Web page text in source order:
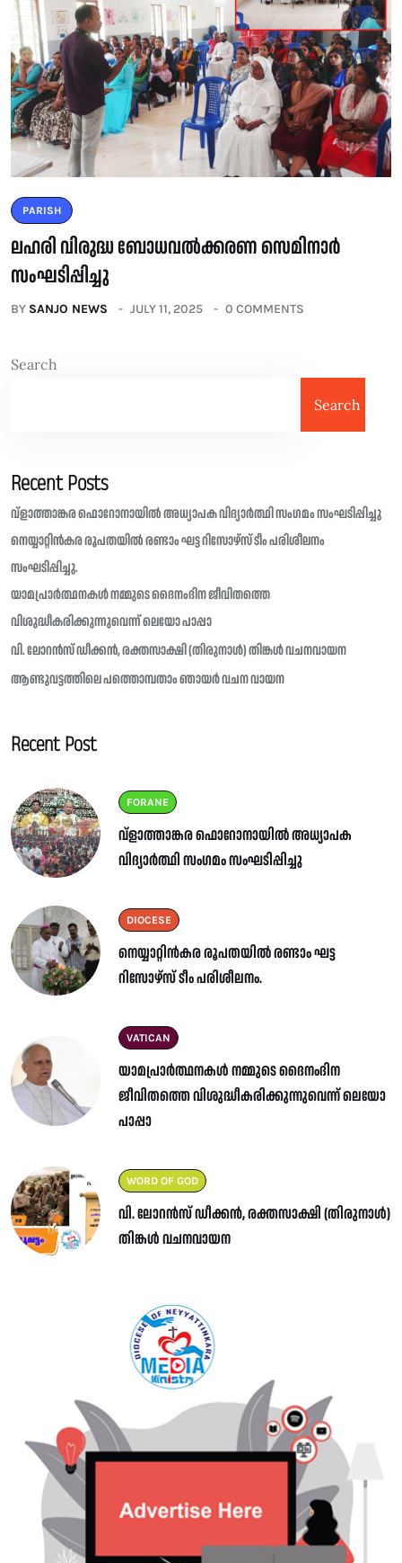
PARISH
ലഹരി വിരുദ്ധ ബോധവൽക്കരണ സെമിനാർ
സംഘടിപ്പിച്ചു
BY SANJO NEWS JULY 11, 2025 0 COMMENTS
Search
Search
Recent Posts
വ്ളാത്താങ്കര ഫൊറോനായിൽ അധ്യാപക വിദ്യാർത്ഥി സംഗമം സംഘടിപ്പിച്ചു
നെയ്യാറ്റിൻകര രൂപതയിൽ രണ്ടാം ഘട്ട റിസോഴ്സ് ടീം പരിശീലനം
സംഘടിപ്പിച്ചു.
യാമപ്രാർത്ഥനകൾ നമ്മുടെ ദൈനംദിന ജീവിതത്തെ
വിശുദ്ധീകരിക്കുന്നുവെന്ന് ലെയോ പാപ്പാ
വി. ലോറൻസ് ഡീക്കൻ, രക്തസാക്ഷി (തിരുനാൾ) തിങ്കൾ വചനവായന
ആണ്ടുവട്ടത്തിലെ പത്തൊമ്പതാം ഞായർ വചന വായന
Recent Post
FORANE
വ്ളാത്താങ്കര ഫൊറോനായിൽ അധ്യാപക
വിദ്യാർത്ഥി സംഗമം സംഘടിപ്പിച്ചു
DIOCESE
നെയ്യാറ്റിൻകര രൂപതയിൽ രണ്ടാം ഘട്ട
റിസോഴ്സ് ടീം പരിശീലനം.
VATICAN
യാമപ്രാർത്ഥനകൾ നമ്മുടെ ദൈനംദിന
ജീവിതത്തെ വിശുദ്ധീകരിക്കുന്നുവെന്ന് ലെയോ
പാപ്പാ
WORD OF GOD
വി. ലോറൻസ് ഡീക്കൻ, രക്തസാക്ഷി (തിരുനാൾ)
തിങ്കൾ വചനവായന